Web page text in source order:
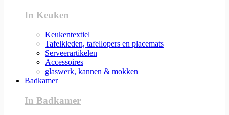
In Keuken
Keukentextiel
Tafelkleden, tafellopers en placemats
Serveerartikelen
Accessoires
glaswerk, kannen & mokken
Badkamer
In Badkamer